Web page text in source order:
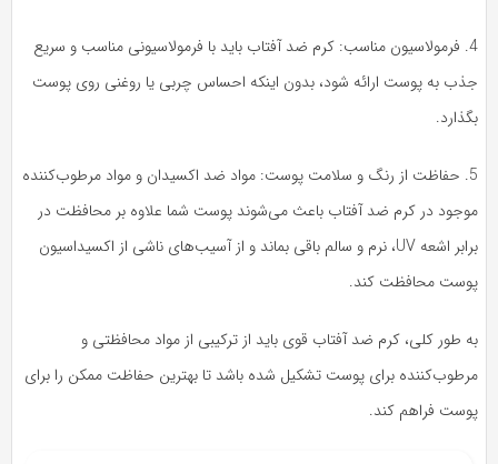
4. فرمولاسیون مناسب: کرم ضد آفتاب باید با فرمولاسیونی مناسب و سریع
به پوست ارائه شود، بدون اینکه احساس چربی یا روغنی روی پوست
5. حفاظت از رنگ و سلامت پوست: مواد ضد اکسیدان و مواد مرطوب‌کننده
در کرم ضد آفتاب باعث می‌شوند پوست شما علاوه بر محافظت در
برابر اشعه UV، نرم و سالم باقی بماند و از آسیب‌های ناشی از اکسیداسیون
محافظت کند.
طور کلی، کرم ضد آفتاب قوی باید از ترکیبی از مواد محافظتی و
برای پوست تشکیل شده باشد تا بهترین حفاظت ممکن را برای
فراهم کند.